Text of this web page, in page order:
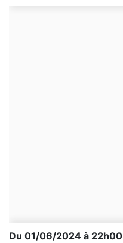
Du 01/06/2024 à 22h00